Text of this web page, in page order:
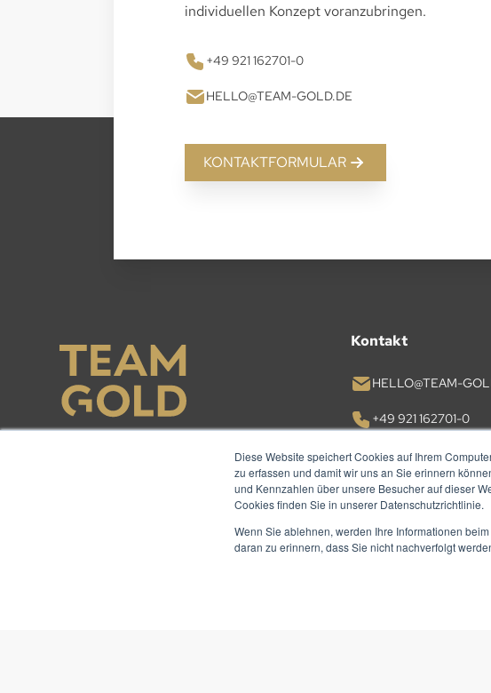
Diese Website speichert Cookies auf Ihrem
zu erfassen und damit wir uns an Sie erinnern
und Kennzahlen über unsere Besucher auf dieser
Cookies finden Sie in unserer Datenschutzrichtlinie.
Wenn Sie ablehnen, werden Ihre Informationen
daran zu erinnern, dass Sie nicht nachverfolgt
individuellen Konzept voranzubringen.
+49 921 162701-0
HELLO@TEAM-GOLD.DE
KONTAKTFORMULAR
Kontakt
HELLO@TEAM-
+49 921 162701-0
KONTAKT